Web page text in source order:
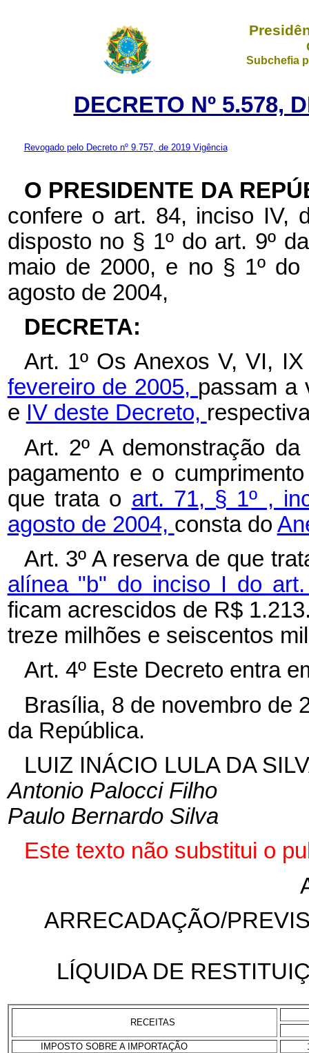
Subchefia
DECRETO Nº 5.578,
Revogado pelo Decreto nº 9.757, de 2019 Vigência
O PRESIDENTE DA
confere o art. 84, inciso IV,
disposto no § 1º do art. 9º
maio de 2000, e no § 1º
agosto de 2004,
DECRETA:
Art. 1º Os Anexos V, VI,
fevereiro de 2005, passam a
e IV deste Decreto,
Art. 2º A demonstração
pagamento e o
que trata o art. 71, § 1º ,
agosto de 2004, consta do
Art. 3º A reserva de que
alínea "b" do inciso I do
ficam acrescidos de R$
treze milhões e seiscentos
Art. 4º Este Decreto entra
Brasília, 8 de novembro de
da República.
LUIZ INÁCIO LULA DA
Antonio Palocci Filho
Paulo Bernardo Silva
Este texto não substitui o
ARRECADAÇÃO/
LÍQUIDA DE
RECEITAS
IMPOSTO SOBRE A IMPORTAÇÃO